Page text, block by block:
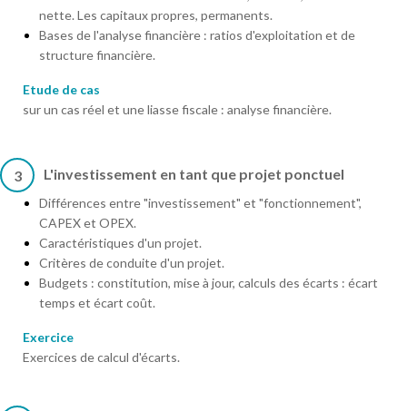
nette. Les capitaux propres, permanents.
Bases de l'analyse financière : ratios d'exploitation et de
structure financière.
Etude de cas
sur un cas réel et une liasse fiscale : analyse financière.
3 L'investissement en tant que projet ponctuel
Différences entre "investissement" et "fonctionnement",
CAPEX et OPEX.
Caractéristiques d'un projet.
Critères de conduite d'un projet.
Budgets : constitution, mise à jour, calculs des écarts : écart
temps et écart coût.
Exercice
Exercices de calcul d'écarts.